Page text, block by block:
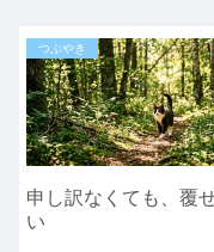
つぶやき
申し訳なくても、覆
い